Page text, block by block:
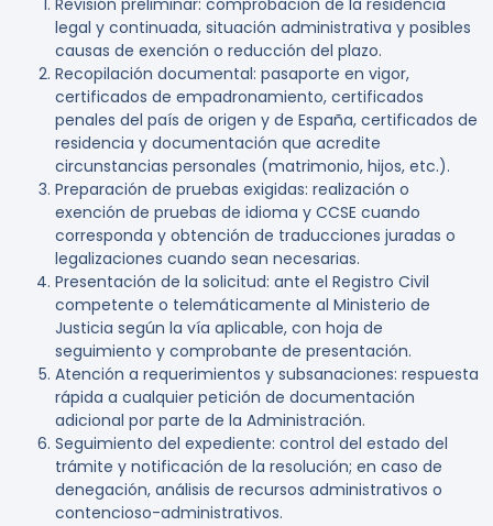
Revisión preliminar: comprobación de la residencia
legal y continuada, situación administrativa y posibles
causas de exención o reducción del plazo.
Recopilación documental: pasaporte en vigor,
certificados de empadronamiento, certificados
penales del país de origen y de España, certificados de
residencia y documentación que acredite
circunstancias personales (matrimonio, hijos, etc.).
Preparación de pruebas exigidas: realización o
exención de pruebas de idioma y CCSE cuando
corresponda y obtención de traducciones juradas o
legalizaciones cuando sean necesarias.
Presentación de la solicitud: ante el Registro Civil
competente o telemáticamente al Ministerio de
Justicia según la vía aplicable, con hoja de
seguimiento y comprobante de presentación.
Atención a requerimientos y subsanaciones: respuesta
rápida a cualquier petición de documentación
adicional por parte de la Administración.
Seguimiento del expediente: control del estado del
trámite y notificación de la resolución; en caso de
denegación, análisis de recursos administrativos o
contencioso-administrativos.